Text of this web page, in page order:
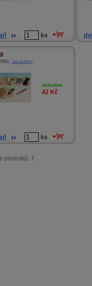
ks
, Jacquelyn
skladem
42 Kč
ks
produktů: 7